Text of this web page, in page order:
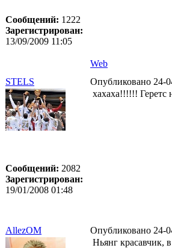
Сообщений: 1222
Зарегистрирован:
13/09/2009 11:05
Web
STELS
Опубликовано 24-
Сообщений: 2082
Зарегистрирован:
19/01/2008 01:48
хахаха!!!!!!
AllezOM Опубликовано 24-
Ньянг красавчик,